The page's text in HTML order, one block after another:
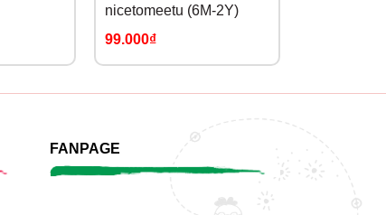
nicetomeetu (6M-2Y)
99.000₫
FANPAGE